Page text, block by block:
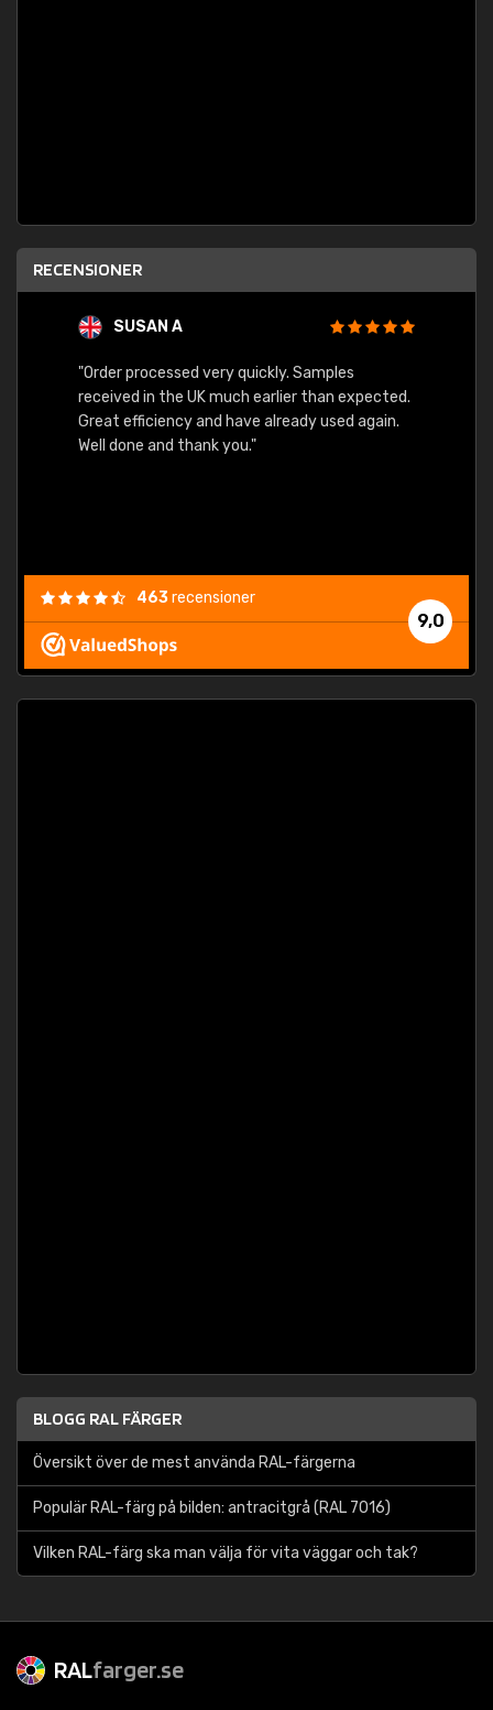
RECENSIONER
SUSAN A
"Order processed very quickly. Samples
received in the UK much earlier than expected.
Great efficiency and have already used again.
Well done and thank you."
9,0
463recensioner
BLOGG RAL FÄRGER
Översikt över de mest använda RAL-färgerna
Populär RAL-färg på bilden: antracitgrå (RAL 7016)
Vilken RAL-färg ska man välja för vita väggar och tak?
RALfarger.se